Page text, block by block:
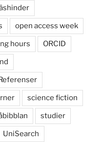
open access week
hours ORCID
science fiction
studier
UniSearch